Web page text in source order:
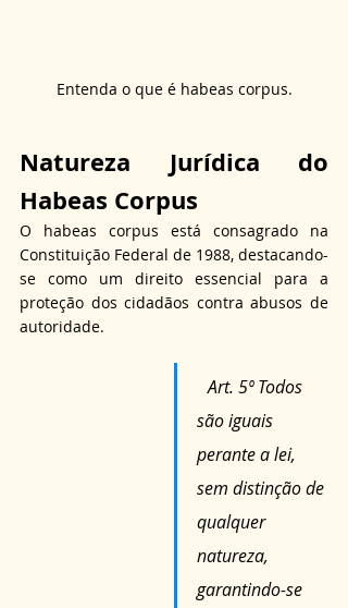
Entenda o que é habeas corpus.
Natureza Jurídica do
Habeas Corpus
O habeas corpus está consagrado na
Constituição Federal de 1988, destacando-
se como um direito essencial para a
proteção dos cidadãos contra abusos de
autoridade.
Art. 5º Todos
são iguais
perante a lei,
sem distinção de
qualquer
natureza,
garantindo-se